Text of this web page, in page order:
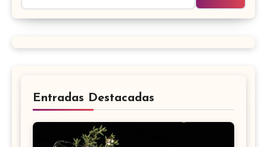
Entradas Destacadas